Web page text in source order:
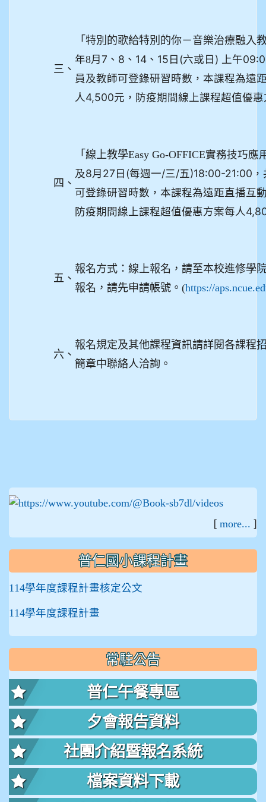
三、
「特別的歌給特別的你－音樂治療融入
年8月7、8、14、15日(六或日) 上午
員及教師可登錄研習時數，本課程為遠
人4,500元，防疫期間線上課程超值優
四、
「線上教學Easy Go-OFFICE實務技巧應
及8月27日(每週一/三/五)18:00-21:00
可登錄研習時數，本課程為遠距直播互
防疫期間線上課程超值優惠方案每人
五、
報名方式：線上報名，請至本校進修學
報名，請先申請帳號。(https://
六、
報名規定及其他課程資訊請詳閱各課程
簡章中聯絡人洽詢。
[ more... ]
普仁國小課程計畫
114學年度課程計畫核定公文
114學年度課程計畫
常駐公告
普仁午餐專區
夕會報告資料
社團介紹暨報名系統
檔案資料下載